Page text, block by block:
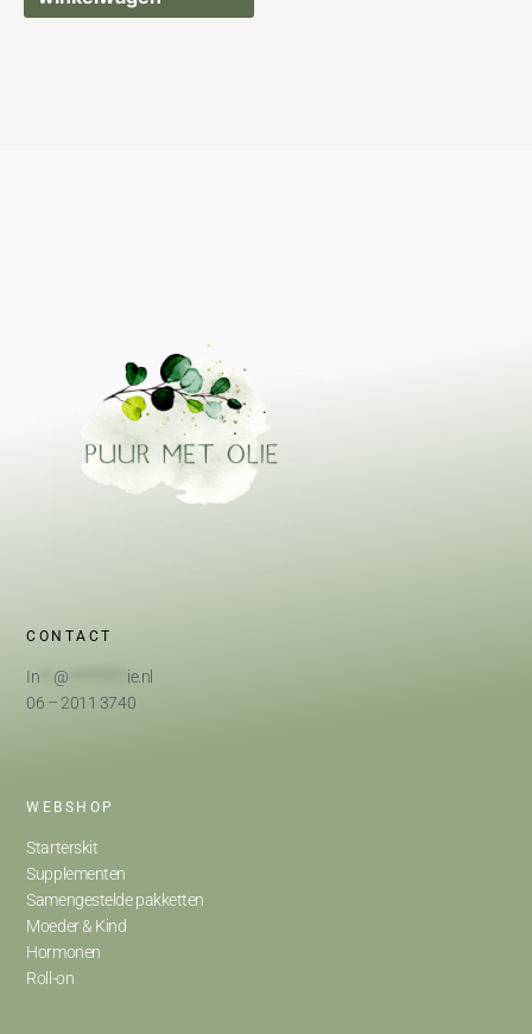
CONTACT
In @
ie.nl
06 – 2011 3740
WEBSHOP
Starterskit
Supplementen
Samengestelde pakketten
Moeder & Kind
Hormonen
Roll-on